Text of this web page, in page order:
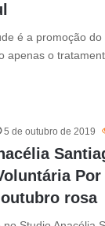
é a promoção do
apenas o
5 de outubro de 2019
rosa